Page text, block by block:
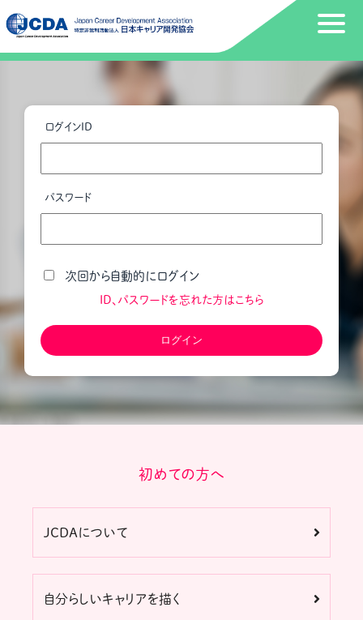
ログインID
パスワード
次回から自動的にログイン
ID、パスワードを忘れた方はこちら
初めての方へ
JCDAについて
自分らしいキャリアを描く